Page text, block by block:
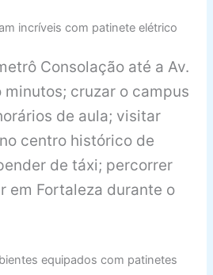
incríveis com patinete elétrico
Consolação até a Av.
cruzar o campus
de aula; visitar
centro histórico de
de táxi; percorrer
em Fortaleza durante o
equipados com patinetes